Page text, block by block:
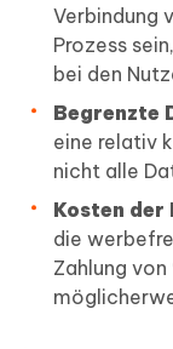
Verbindung
Prozess
bei den
Begrenzte
eine relativ
nicht alle
Kosten der
die
Zahlung